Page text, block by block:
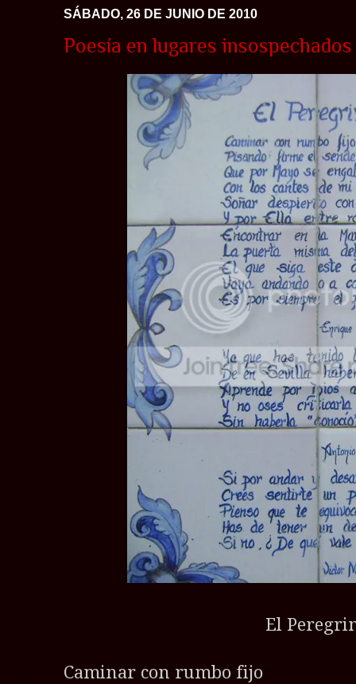
SÁBADO, 26 DE JUNIO DE 2010
Poesía en lugares
El
Caminar con rumbo fijo